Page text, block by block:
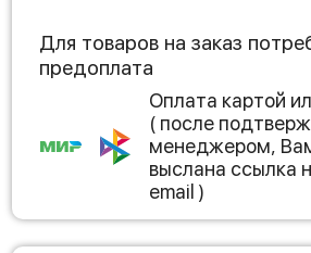
Для товаров на заказ
предоплата
Оплата картой
( после
менеджером,
выслана ссылка
email )